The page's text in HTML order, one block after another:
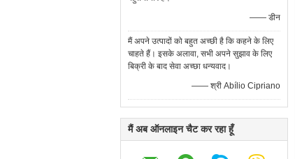
—— डीन
मैं अपने उत्पादों को बहुत अच्छी है कि कहने के लिए
चाहते हैं। इसके अलावा, सभी अपने सुझाव के लिए
बिक्री के बाद सेवा अच्छा धन्यवाद।
—— श्री Abílio Cipriano
मैं अब ऑनलाइन चैट कर रहा हूँ